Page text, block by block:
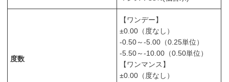
度数
【ワンデー】
±0.00（度なし）
-0.50～-5.00（0.25単位）
-5.50～-10.00（0.50単位）
【ワンマンス】
±0.00（度なし）